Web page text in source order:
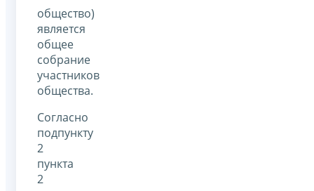
общество)
является
общее
собрание
участников
общества.
Согласно
подпункту
2
пункта
2